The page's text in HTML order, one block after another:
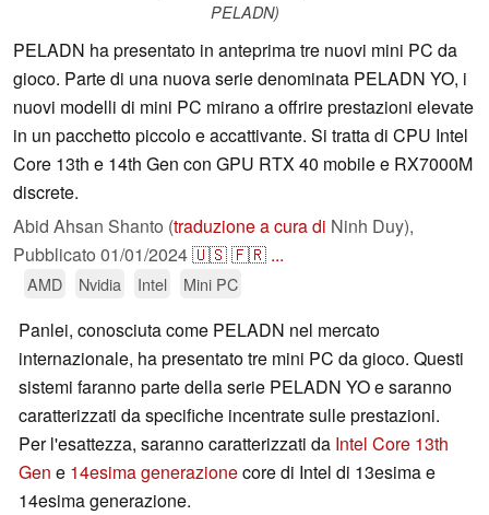
PELADN)
PELADN ha presentato in anteprima tre nuovi mini PC da
gioco. Parte di una nuova serie denominata PELADN YO, i
nuovi modelli di mini PC mirano a offrire prestazioni elevate
in un pacchetto piccolo e accattivante. Si tratta di CPU Intel
Core 13th e 14th Gen con GPU RTX 40 mobile e RX7000M
discrete.
Abid Ahsan Shanto (traduzione a cura di Ninh Duy),
Pubblicato 01/01/2024🇺🇸🇫🇷 ...
AMD Nvidia Intel Mini PC
Panlei, conosciuta come PELADN nel mercato
internazionale, ha presentato tre mini PC da gioco. Questi
sistemi faranno parte della serie PELADN YO e saranno
caratterizzati da specifiche incentrate sulle prestazioni.
Per l'esattezza, saranno caratterizzati da Intel Core 13th
Gen e 14esima generazionecore di Intel di 13esima e
14esima generazione.